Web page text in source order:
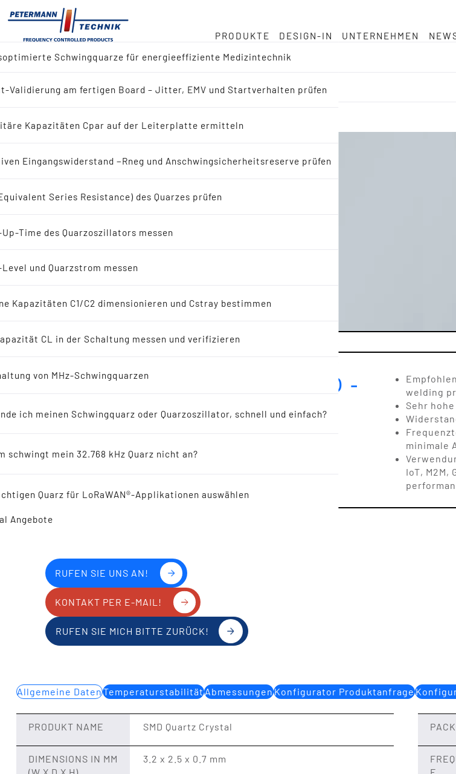
PRODUKTE
kHz Lösungen
Angebote
DESIGN-IN UNTERNEHMEN
Schwingquarze für energieeffiziente Medizintechnik
Validierung am fertigen Board – Jitter, EMV und Startverhalten prüfen
Kapazitäten Cpar auf der Leiterplatte ermitteln
Eingangswiderstand −Rneg und Anschwingsicherheitsreserve prüfen
Series Resistance) des Quarzes prüfen
Time des Quarzoszillators messen
und Quarzstrom messen
Kapazitäten C1/C2 dimensionieren und Cstray bestimmen
CL in der Schaltung messen und verifizieren
von MHz-Schwingquarzen
ich meinen Schwingquarz oder Quarzoszillator, schnell und einfach?
schwingt mein 32.768 kHz Quarz nicht an?
Quarz für LoRaWAN®-Applikationen auswählen
SMD QUARZ 3,2 x 2,5 mm 12.0 -
40.0 MHz FÜR ULTRASCHALL
welding
Sehr
minimale
IoT,
RUFEN SIE UNS AN!
KONTAKT PER E-MAIL!
RUFEN SIE MICH BITTE ZURÜCK!
Allgemeine DatenTemperaturstabilitätAbmessungenKonfigurator Produktanfrage
PRODUKT NAME SMD Quartz Crystal
DIMENSIONS IN MM
3.2 x 2.5 x 0.7 mm